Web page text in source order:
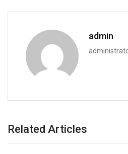
admin
Related Articles